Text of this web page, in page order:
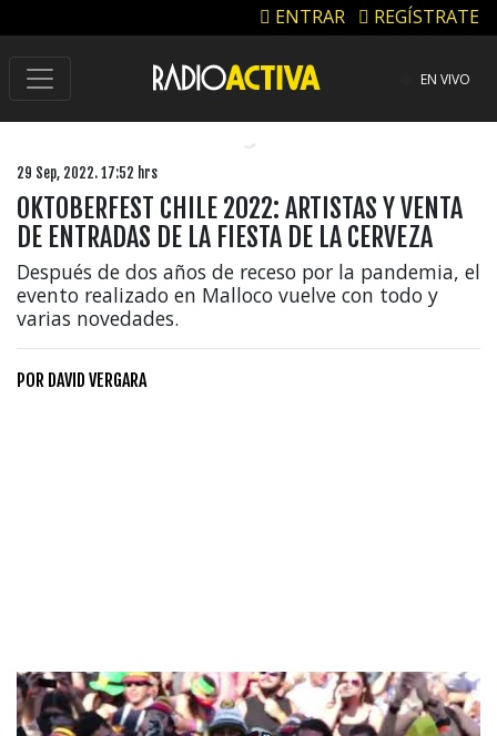
ENTRAR REGÍSTRATE
EN VIVO
29 Sep, 2022. 17:52 hrs
OKTOBERFEST CHILE 2022: ARTISTAS Y VENTA
DE ENTRADAS DE LA FIESTA DE LA CERVEZA
Después de dos años de receso por la pandemia, el
evento realizado en Malloco vuelve con todo y
varias novedades.
POR DAVID VERGARA